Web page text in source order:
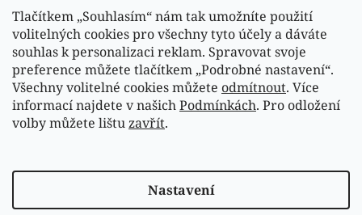
Tlačítkem „Souhlasím“ nám tak umožníte použití
volitelných cookies pro všechny tyto účely a dáváte
souhlas k personalizaci reklam. Spravovat svoje
preference můžete tlačítkem „Podrobné nastavení“.
Všechny volitelné cookies můžete odmítnout. Více
informací najdete v našichPodmínkách. Pro odložení
volby můžete lištuzavřít.
Nastavení
Sledovat na Instagramu
Náš FACEBOOK
Vytvořil Shoptet
Copyright 2026Fasardi.cz. Všechna práva vyhrazena.